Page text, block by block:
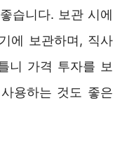
습니다. 보관 시에
에 보관하며, 직사
니 가격 투자를 보
용하는 것도 좋은